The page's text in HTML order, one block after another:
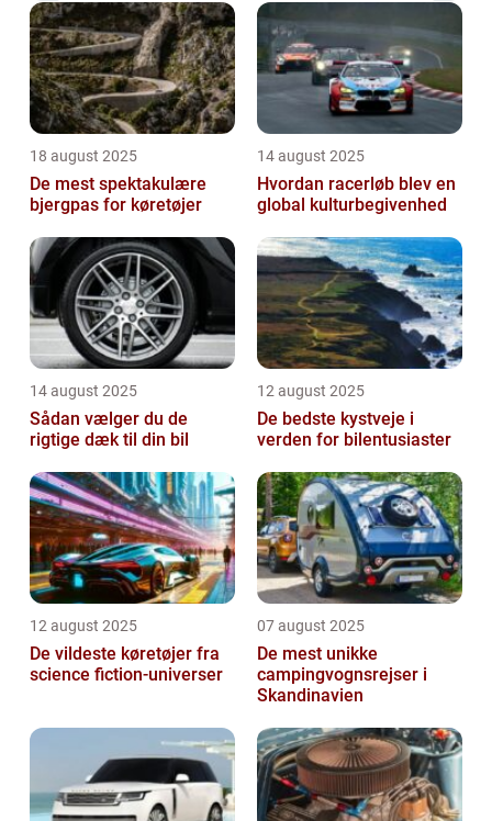
18 august 2025
De mest spektakulære
bjergpas for køretøjer
14 august 2025
Hvordan racerløb blev en
global kulturbegivenhed
14 august 2025
Sådan vælger du de
rigtige dæk til din bil
12 august 2025
De bedste kystveje i
verden for bilentusiaster
12 august 2025
De vildeste køretøjer fra
science fiction-universer
07 august 2025
De mest unikke
campingvognsrejser i
Skandinavien